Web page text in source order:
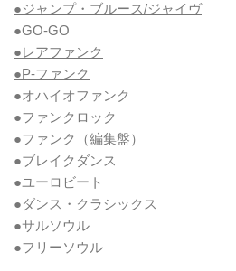
●ジャンプ・ブルース/ジャイヴ
●GO-GO
●レアファンク
●P-ファンク
●オハイオファンク
●ファンクロック
●ファンク
（編集盤）
●ブレイクダンス
●ユーロビート
●ダンス・クラシックス
●サルソウル
●フリーソウル